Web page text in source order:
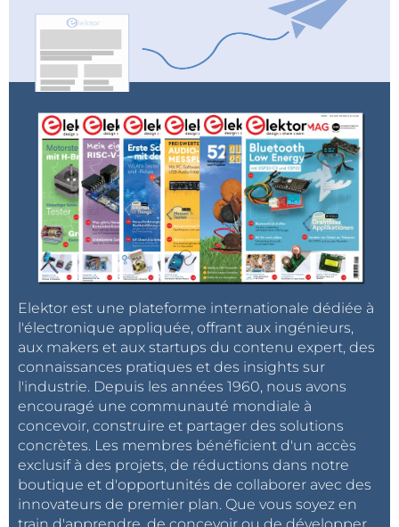
Elektor est une plateforme internationale dédiée à
l'électronique appliquée, offrant aux ingénieurs,
aux makers et aux startups du contenu expert, des
connaissances pratiques et des insights sur
l'industrie. Depuis les années 1960, nous avons
encouragé une communauté mondiale à
concevoir, construire et partager des solutions
concrètes. Les membres bénéficient d'un accès
exclusif à des projets, de réductions dans notre
boutique et d'opportunités de collaborer avec des
innovateurs de premier plan. Que vous soyez en